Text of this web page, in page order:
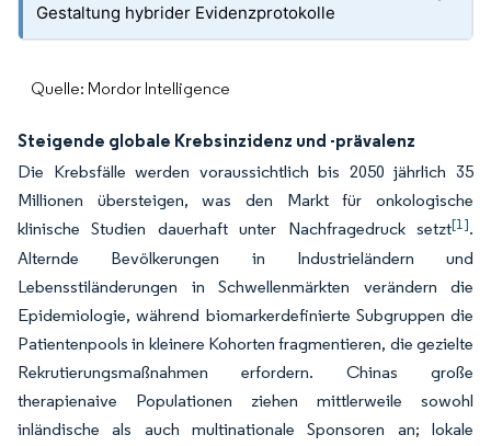
Gestaltung hybrider Evidenzprotokolle
Quelle: Mordor Intelligence
Steigende globale Krebsinzidenz und -prävalenz
Die Krebsfälle werden voraussichtlich bis 2050 jährlich 35
Millionen übersteigen, was den Markt für onkologische
klinische Studien dauerhaft unter Nachfragedruck setzt[1].
Alternde Bevölkerungen in Industrieländern und
Lebensstiländerungen in Schwellenmärkten verändern die
Epidemiologie, während biomarkerdefinierte Subgruppen die
Patientenpools in kleinere Kohorten fragmentieren, die gezielte
Rekrutierungsmaßnahmen erfordern. Chinas große
therapienaive Populationen ziehen mittlerweile sowohl
inländische als auch multinationale Sponsoren an; lokale